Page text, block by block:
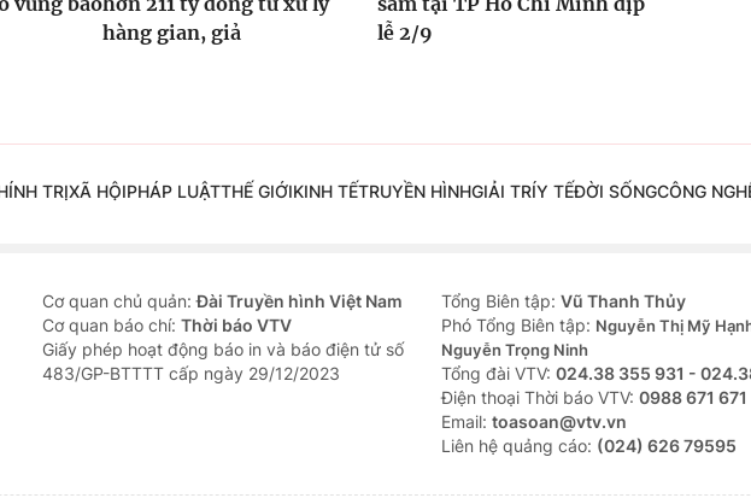
hàng gian, giả
lễ 2/9
TRỊXÃ HỘIPHÁP LUẬTTHẾ GIỚIKINH TẾTRUYỀN HÌNHGIẢI TRÍY TẾĐỜI SỐNGCÔNG
Cơ quan chủ quản:Đài Truyền hình Việt Nam
Cơ quan báo chí: Thời báo VTV
Giấy phép hoạt động báo in và báo điện tử số
483/GP-BTTTT cấp ngày 29/12/2023
Tổng Biên tập: Vũ Thanh Thủy
Phó Tổng Biên tập: Nguyễn Thị Mỹ
Nguyễn Trọng Ninh
Tổng đài VTV: 024.38 355 931 -
Ðiện thoại Thời báo VTV: 0988 671 671
Email: toasoan@vtv.vn
Liên hệ quảng cáo: (024) 626 79595